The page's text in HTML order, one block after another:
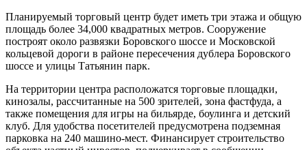
Планируемый торговый центр будет иметь три этажа и общую
площадь более 34,000 квадратных метров. Сооружение
построят около развязки Боровского шоссе и Московской
кольцевой дороги в районе пересечения дублера Боровского
шоссе и улицы Татьянин парк.
На территории центра расположатся торговые площадки,
кинозалы, рассчитанные на 500 зрителей, зона фастфуда, а
также помещения для игры на бильярде, боулинга и детский
клуб. Для удобства посетителей предусмотрена подземная
парковка на 240 машино-мест. Финансирует строительство